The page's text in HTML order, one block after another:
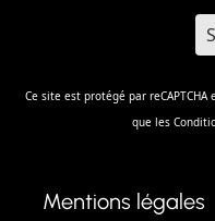
Ce site est protégé par reCAPTCHA
que les
Mentions légales